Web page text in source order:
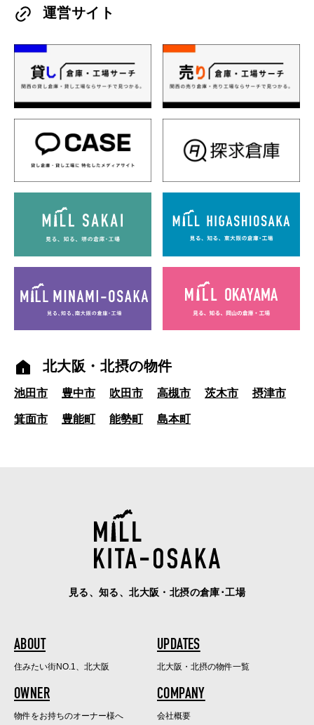
運営サイト
北大阪・北摂の物件
池田市 豊中市 吹田市 高槻市 茨木市 摂津市
箕面市 豊能町 能勢町 島本町
見る、知る、北大阪・北摂の倉庫･工場
ABOUT
住みたい街NO.1、北大阪
UPDATES
北大阪・北摂の物件一覧
OWNER
物件をお持ちのオーナー様へ
COMPANY
会社概要